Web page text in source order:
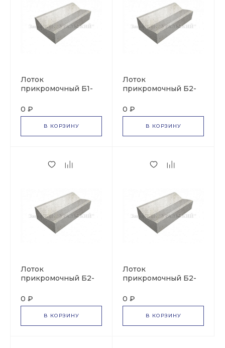
Лоток
прикромочный Б1-
0 ₽
В КОРЗИНУ
Лоток
прикромочный Б2-
0 ₽
В КОРЗИНУ
Лоток
прикромочный Б2-
0 ₽
В КОРЗИНУ
Лоток
прикромочный Б2-
0 ₽
В КОРЗИНУ